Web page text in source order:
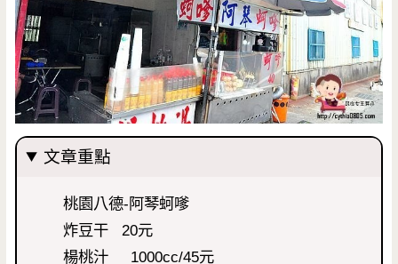
文章重點
桃園八德-阿琴蚵嗲
炸豆干 20元
楊桃汁 1000cc/45元